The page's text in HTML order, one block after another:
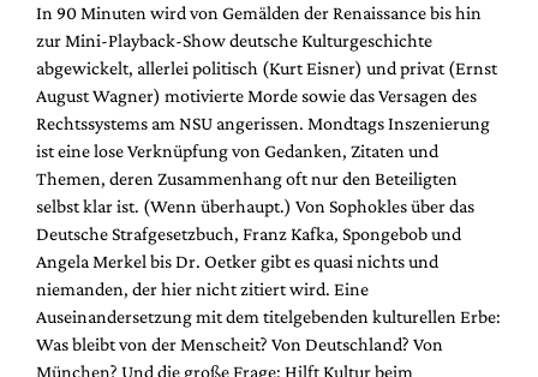
In 90 Minuten wird von Gemälden der Renaissance bis hin
zur Mini-Playback-Show deutsche Kulturgeschichte
abgewickelt, allerlei politisch (Kurt Eisner) und privat (Ernst
August Wagner) motivierte Morde sowie das Versagen des
Rechtssystems am NSU angerissen. Mondtags Inszenierung
ist eine lose Verknüpfung von Gedanken, Zitaten und
Themen, deren Zusammenhang oft nur den Beteiligten
selbst klar ist. (Wenn überhaupt.) Von Sophokles über das
Deutsche Strafgesetzbuch, Franz Kafka, Spongebob und
Angela Merkel bis Dr. Oetker gibt es quasi nichts und
niemanden, der hier nicht zitiert wird. Eine
Auseinandersetzung mit dem titelgebenden kulturellen Erbe:
Was bleibt von der Menscheit? Von Deutschland? Von
München? Und die große Frage: Hilft Kultur beim